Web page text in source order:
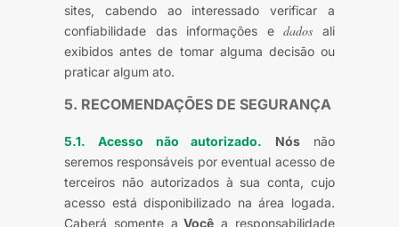
sites, cabendo ao interessado verificar a
confiabilidade das informações edados ali
exibidos antes de tomar alguma decisão ou
praticar algum ato.
5. RECOMENDAÇÕES DE SEGURANÇA
5.1. Acesso não autorizado. Nós não
seremos responsáveis por eventual acesso de
terceiros não autorizados à sua conta, cujo
acesso está disponibilizado na área logada.
Caberá somente a Você a responsabilidade